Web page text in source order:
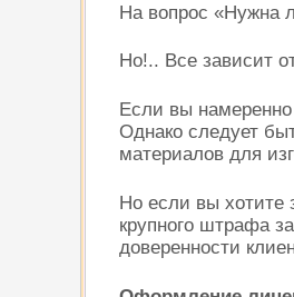
На вопрос «Нужна
Но!.. Все зависит
Если вы
Однако следует
материалов для
Но если вы хотите
крупного штрафа
доверенности